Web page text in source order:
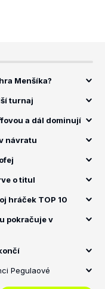
Menšíka?
turnaj
a dál dominují
návratu
o titul
hráček TOP 10
pokračuje v
Pegulaové